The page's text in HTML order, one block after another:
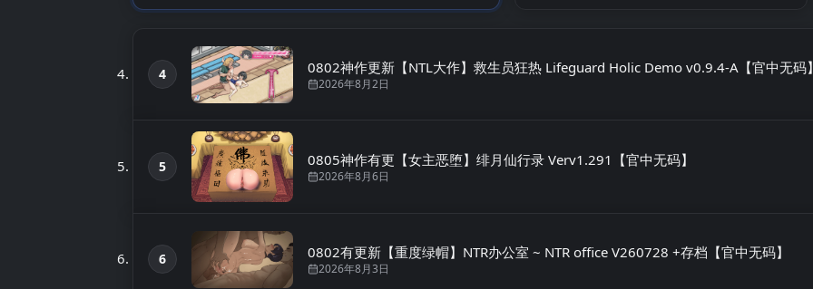
第4名
4 0802神作更新【NTL大作】救生员狂热 Lifeguard Holic Demo v0.9.4-A【官中无码
2026年8月2日
第5名
5 0805神作有更【女主恶堕】绯月仙行录 Verv1.291【官中无码】
2026年8月6日
第6名
6 0802有更新【重度绿帽】NTR办公室 ~ NTR office V260728 +存档【官中无码】
2026年8月3日